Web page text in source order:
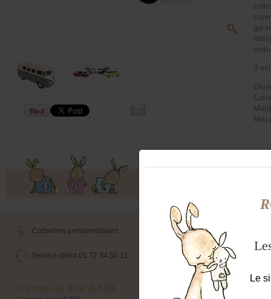
Il
Corbeilles personnalisées Livraison maternité
Service-client 01 72 34 50 11 Echange et retour simple
A propos de Rose & Milk Les + Rose & Milk